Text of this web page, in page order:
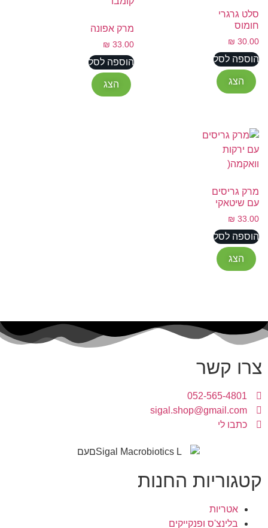
סלט גרגרי
חומוס
₪ 30.00
הוספה לסל
הצג
מרק אפונה
₪ 33.00
הוספה לסל
הצג
מרק גריסים
עם שיטאקי
₪ 33.00
הוספה לסל
הצג
צרו קשר
052-565-4801
sigal.shop@gmail.com
כתבו לי
קטגוריות החנות
אטריות
בלינצ'ס ופנקייקים